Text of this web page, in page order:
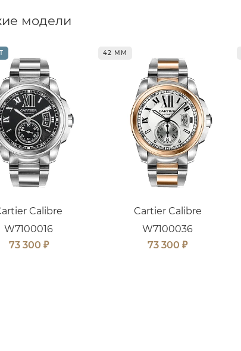
модели
Calibre
W7100016
73 300 ₽
42 ММ
Cartier Calibre
W7100036
73 300 ₽